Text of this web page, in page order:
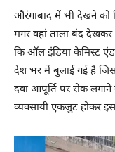
औरंगाबाद में भी देखने को
मगर वहां ताला बंद देखकर
कि ऑल इंडिया केमिस्ट एंड
देश भर में बुलाई गई है
दवा आपूर्ति पर रोक
व्यवसायी एकजुट होकर